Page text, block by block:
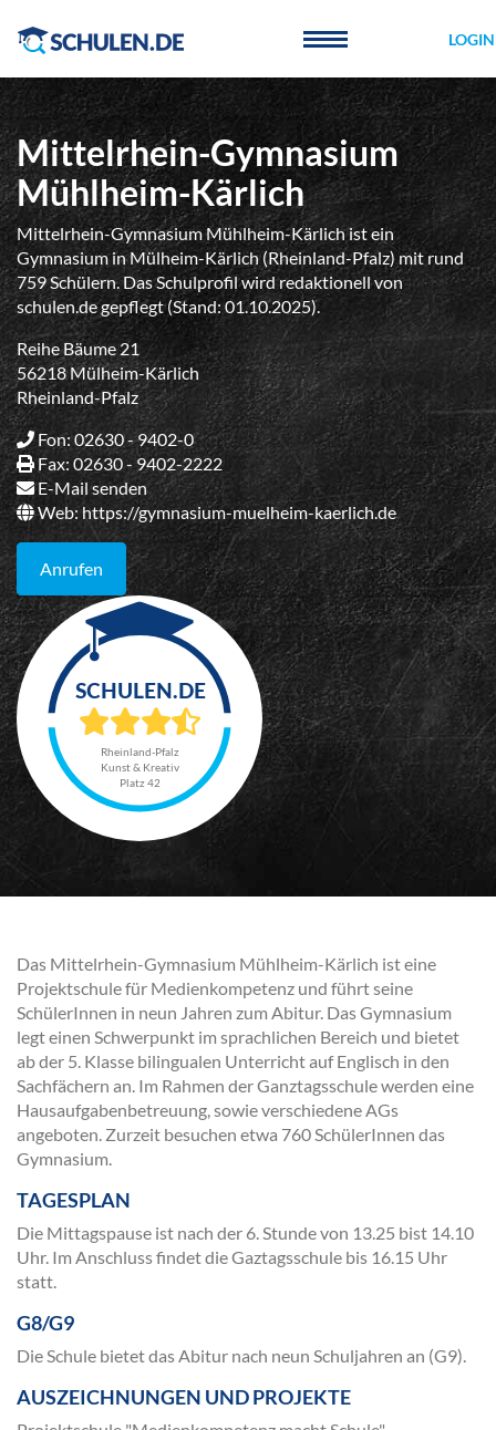
LOGIN
Mittelrhein-Gymnasium
Mühlheim-Kärlich
Mittelrhein-Gymnasium Mühlheim-Kärlich ist ein
Gymnasium in Mülheim-Kärlich (Rheinland-Pfalz) mit rund
759 Schülern. Das Schulprofil wird redaktionell von
schulen.de gepflegt (Stand: 01.10.2025).
Reihe Bäume 21
56218 Mülheim-Kärlich
Rheinland-Pfalz
Fon: 02630 - 9402-0
Fax: 02630 - 9402-2222
E-Mail senden
Web:https://gymnasium-muelheim-kaerlich.de
Anrufen
Rheinland-Pfalz
Kunst & Kreativ
Platz 42
Das Mittelrhein-Gymnasium Mühlheim-Kärlich ist eine
Projektschule für Medienkompetenz und führt seine
SchülerInnen in neun Jahren zum Abitur. Das Gymnasium
legt einen Schwerpunkt im sprachlichen Bereich und bietet
ab der 5. Klasse bilingualen Unterricht auf Englisch in den
Sachfächern an. Im Rahmen der Ganztagsschule werden eine
Hausaufgabenbetreuung, sowie verschiedene AGs
angeboten. Zurzeit besuchen etwa 760 SchülerInnen das
Gymnasium.
TAGESPLAN
Die Mittagspause ist nach der 6. Stunde von 13.25 bist 14.10
Uhr. Im Anschluss findet die Gaztagsschule bis 16.15 Uhr
statt.
G8/G9
Die Schule bietet das Abitur nach neun Schuljahren an (G9).
AUSZEICHNUNGEN UND PROJEKTE